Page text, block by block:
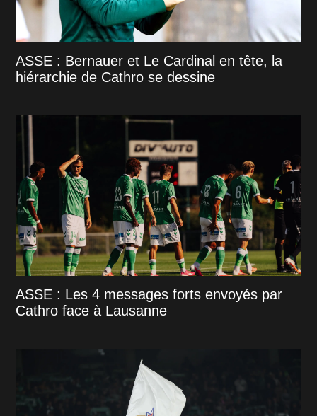
ASSE : Bernauer et Le Cardinal en tête, la
hiérarchie de Cathro se dessine
ASSE : Les 4 messages forts envoyés par
Cathro face à Lausanne